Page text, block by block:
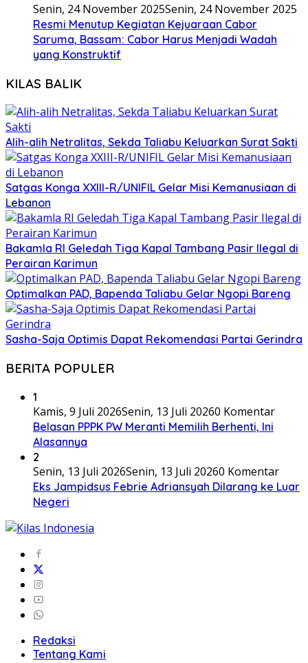
Senin, 24 November 2025Senin, 24 November 2025
Resmi Menutup Kegiatan Kejuaraan Cabor
Saruma, Bassam: Cabor Harus Menjadi Wadah
yang Konstruktif
KILAS BALIK
Alih-alih Netralitas, Sekda Taliabu Keluarkan Surat Sakti
Satgas Konga XXIII-R/UNIFIL Gelar Misi Kemanusiaan di
Lebanon
Bakamla RI Geledah Tiga Kapal Tambang Pasir Ilegal di
Perairan Karimun
Optimalkan PAD, Bapenda Taliabu Gelar Ngopi Bareng
Sasha-Saja Optimis Dapat Rekomendasi Partai Gerindra
BERITA POPULER
1
Kamis, 9 Juli 2026Senin, 13 Juli 20260 Komentar
Belasan PPPK PW Meranti Memilih Berhenti, Ini
Alasannya
2
Senin, 13 Juli 2026Senin, 13 Juli 20260 Komentar
Eks Jampidsus Febrie Adriansyah Dilarang ke Luar
Negeri
Redaksi
Tentang Kami